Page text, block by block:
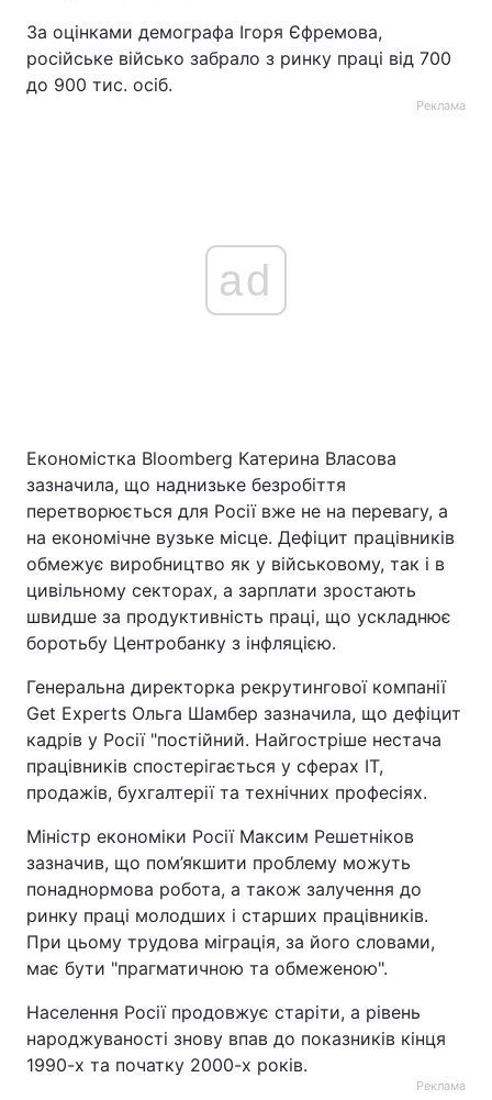
За оцінками демографа Ігоря Єфремова,
російське військо забрало з ринку праці від 700
до 900 тис. осіб.
Реклама
ad
Економістка Bloomberg Катерина Власова
зазначила, що наднизьке безробіття
перетворюється для Росії вже не на перевагу, а
на економічне вузьке місце. Дефіцит працівників
обмежує виробництво як у військовому, так і в
цивільному секторах, а зарплати зростають
швидше за продуктивність праці, що ускладнює
боротьбу Центробанку з інфляцією.
Генеральна директорка рекрутингової компанії
Get Experts Ольга Шамбер зазначила, що дефіцит
кадрів у Росії "постійний. Найгостріше нестача
працівників спостерігається у сферах IT,
продажів, бухгалтерії та технічних професіях.
Міністр економіки Росії Максим Решетніков
зазначив, що пом’якшити проблему можуть
понаднормова робота, а також залучення до
ринку праці молодших і старших працівників.
При цьому трудова міграція, за його словами,
має бути "прагматичною та обмеженою".
Населення Росії продовжує старіти, а рівень
народжуваності знову впав до показників кінця
1990-х та початку 2000-х років.
Реклама